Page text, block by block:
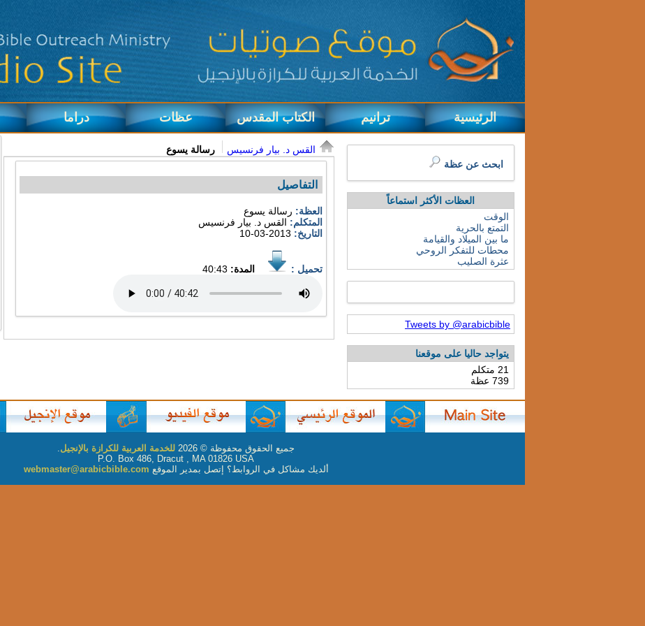
الرئيسية ترانيم الكتاب المقدس عظات دراما
ابحث عن عظة
العظات الأكثر استماعاً
الوقت
التمتع بالحرية
ما بين الميلاد والقيامة
محطات للتفكر الروحي
عثرة الصليب
Tweets by @arabicbible
يتواجد حاليا على موقعنا
21 متكلم
739 عظة
القس د. بيار فرنسيس رسالة يسوع
التفاصيل
العظة: رسالة يسوع
المتكلم: القس د. بيار فرنسيس
التاريخ:
تحميل : المدة:
جميع الحقوق محفوظة © 2026 للخدمة العربية للكرازة بالإنجيل.
P.O. Box 486, Dracut , MA 01826 USA
ألديك مشاكل في الروابط؟ إتصل بمدير الموقع webmaster@arabicbible.com